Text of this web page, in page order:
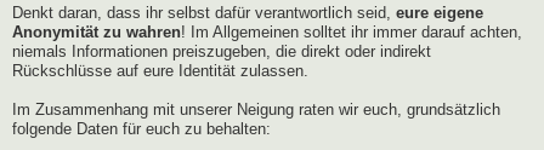
Denkt daran, dass ihr selbst dafür verantwortlich seid, eure eigene
Anonymität zu wahren! Im Allgemeinen solltet ihr immer darauf achten,
niemals Informationen preiszugeben, die direkt oder indirekt
Rückschlüsse auf eure Identität zulassen.
Im Zusammenhang mit unserer Neigung raten wir euch, grundsätzlich
folgende Daten für euch zu behalten: